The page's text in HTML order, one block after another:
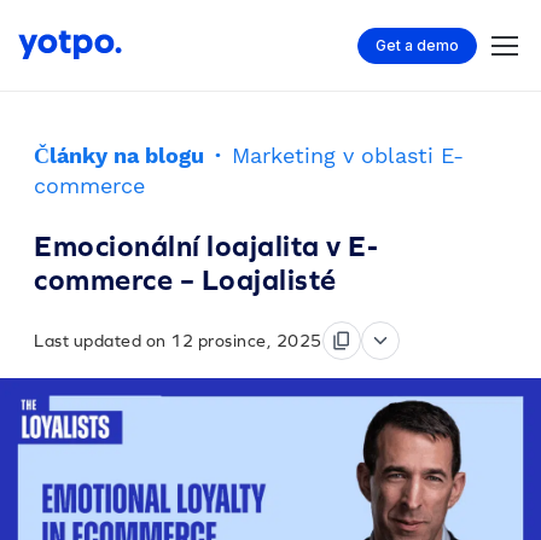
Get a demo
Články na blogu · Marketing v oblasti E-
commerce
Emocionální loajalita v E-
commerce – Loajalisté
Last updated on 12 prosince, 2025